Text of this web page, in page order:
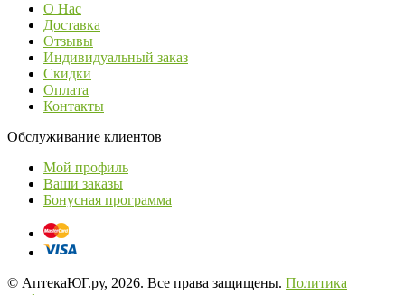
О Нас
Доставка
Отзывы
Индивидуальный заказ
Скидки
Оплата
Контакты
Обслуживание клиентов
Мой профиль
Ваши заказы
Бонусная программа
© АптекаЮГ.ру, 2026. Все права защищены. Политика